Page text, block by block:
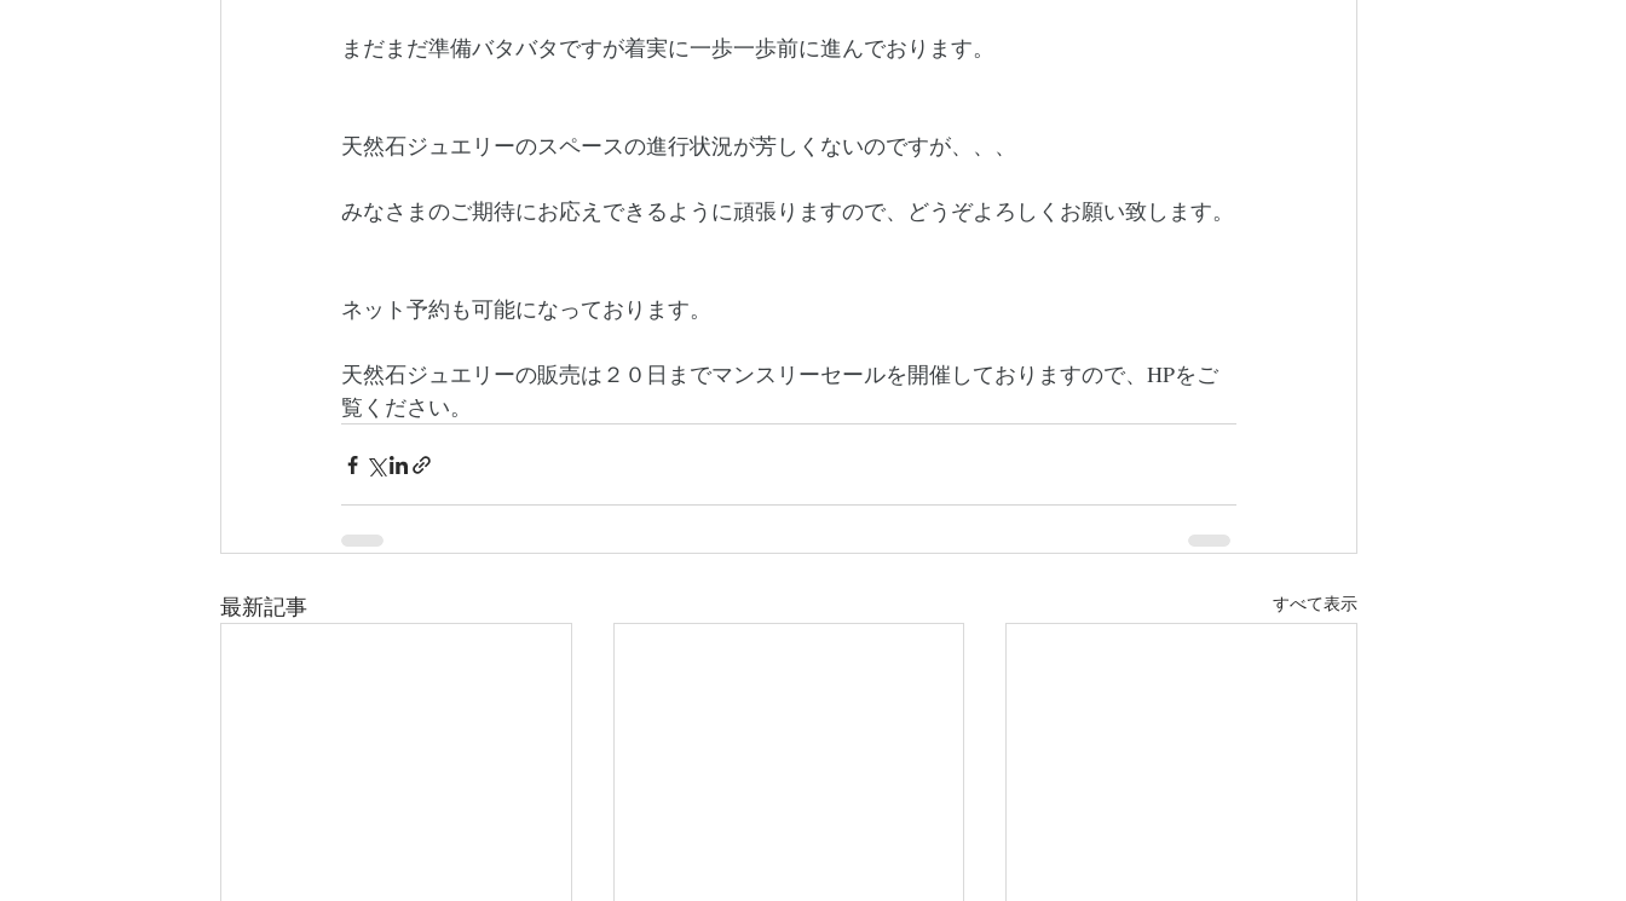
まだまだ準備バタバタですが着実に一歩一歩前に進んでおります。
天然石ジュエリーのスペースの進行状況が芳しくないのですが、、、
みなさまのご期待にお応えできるように頑張りますので、どうぞよろしくお願い致します。
ネット予約も可能になっております。
天然石ジュエリーの販売は２０日までマンスリーセールを開催しておりますので、HPをご
覧ください。
最新記事 すべて表示